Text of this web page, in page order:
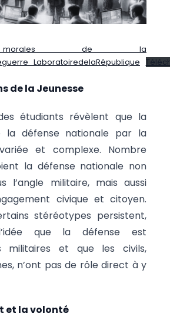
morales de la
de la Jeunesse
étudiants révèlent que la
la défense nationale par la
et complexe. Nombre
la défense nationale non
l’angle militaire, mais aussi
civique et citoyen.
stéréotypes persistent,
que la défense est
militaires et que les civils,
n’ont pas de rôle direct à y
et la volonté